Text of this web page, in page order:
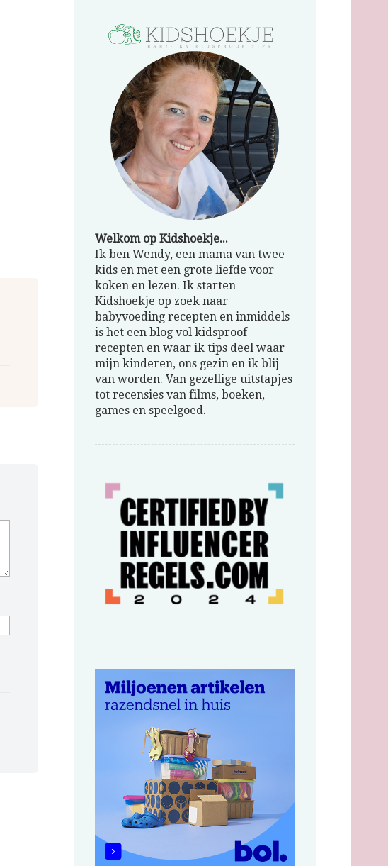
Welkom op Kidshoekje...
Ik ben Wendy, een mama van twee
kids en met een grote liefde voor
koken en lezen. Ik starten
Kidshoekje op zoek naar
babyvoeding recepten en inmiddels
is het een blog vol kidsproof
recepten en waar ik tips deel waar
mijn kinderen, ons gezin en ik blij
van worden. Van gezellige uitstapjes
tot recensies van films, boeken,
games en speelgoed.